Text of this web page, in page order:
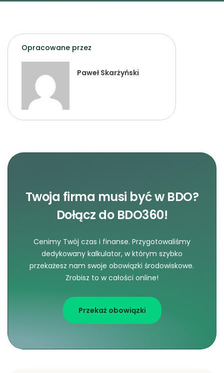
Opracowane przez
Paweł Skarżyński
Twoja firma musi być w BDO?
Dołącz do BDO360!
Cenimy Twój czas i finanse. Przygotowaliśmy
dedykowany kalkulator, w którym szybko
przekażesz nam swoje obowiązki środowiskowe.
Zrobisz to w całości online!
Przekaż obowiązki